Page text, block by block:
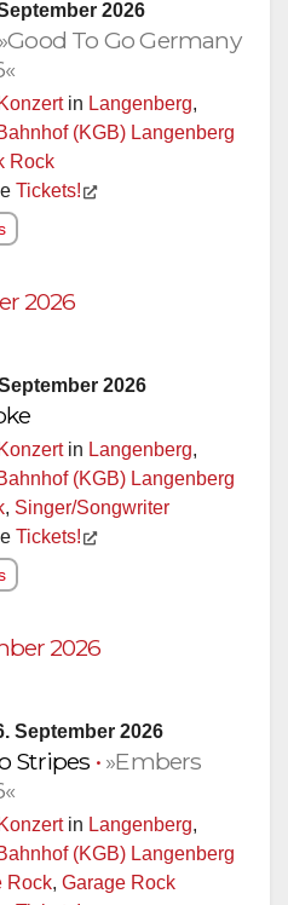
2026
»Good To Go Germany
Konzertin Langenberg,
(KGB) Langenberg
Rock
Tickets!
2026
2026
Konzertin Langenberg,
(KGB) Langenberg
, Singer/Songwriter
Tickets!
2026
September 2026
Stripes • »Embers
Konzertin Langenberg,
(KGB) Langenberg
Rock, Garage Rock